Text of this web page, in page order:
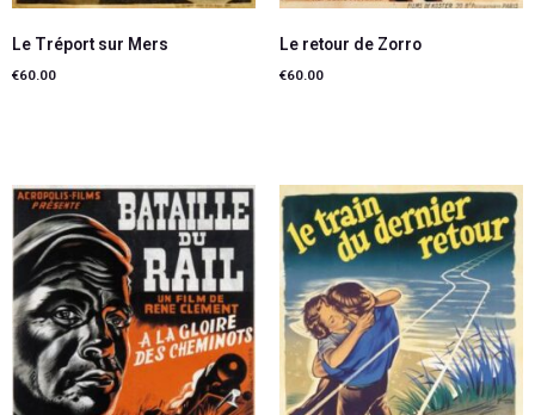
Le Tréport sur Mers
€60.00
Le retour de Zorro
€60.00